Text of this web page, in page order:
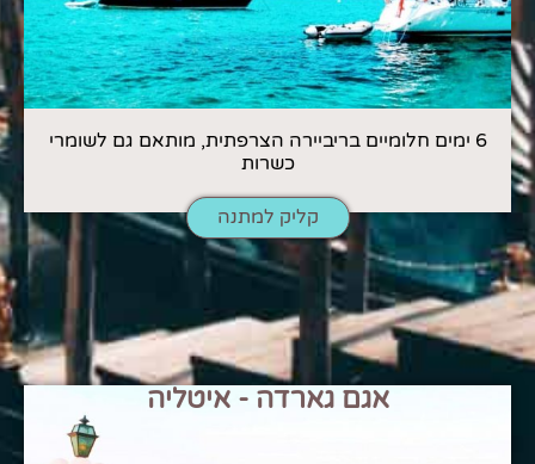
6 ימים חלומיים בריביירה הצרפתית, מותאם גם לשומרי
כשרות
קליק למתנה
אגם גארדה - איטליה